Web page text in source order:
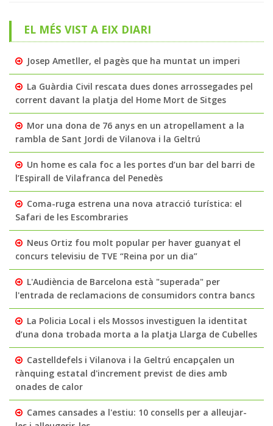
EL MÉS VIST A EIX DIARI
Josep Ametller, el pagès que ha muntat un imperi
La Guàrdia Civil rescata dues dones arrossegades pel
corrent davant la platja del Home Mort de Sitges
Mor una dona de 76 anys en un atropellament a la
rambla de Sant Jordi de Vilanova i la Geltrú
Un home es cala foc a les portes d’un bar del barri de
l’Espirall de Vilafranca del Penedès
Coma-ruga estrena una nova atracció turística: el
Safari de les Escombraries
Neus Ortiz fou molt popular per haver guanyat el
concurs televisiu de TVE “Reina por un dia”
L'Audiència de Barcelona està "superada" per
l'entrada de reclamacions de consumidors contra bancs
La Policia Local i els Mossos investiguen la identitat
d’una dona trobada morta a la platja Llarga de Cubelles
Castelldefels i Vilanova i la Geltrú encapçalen un
rànquing estatal d'increment previst de dies amb
onades de calor
Cames cansades a l'estiu: 10 consells per a alleujar-